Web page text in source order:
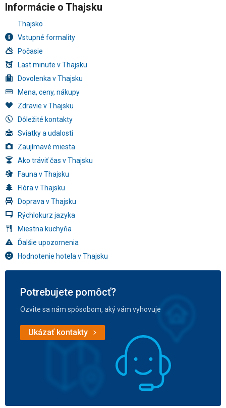
Informácie o Thajsku
Thajsko
Vstupné formality
Počasie
Last minute v Thajsku
Dovolenka v Thajsku
Mena, ceny, nákupy
Zdravie v Thajsku
Dôležité kontakty
Sviatky a udalosti
Zaujímavé miesta
Ako tráviť čas v Thajsku
Fauna v Thajsku
Flóra v Thajsku
Doprava v Thajsku
Rýchlokurz jazyka
Miestna kuchyňa
Ďalšie upozornenia
Hodnotenie hotela v Thajsku
Potrebujete pomôcť?
Ozvite sa nám spôsobom, aký vám vyhovuje
Ukázať kontakty